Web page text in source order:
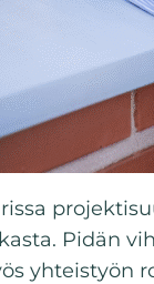
Pidän
yhteistyön